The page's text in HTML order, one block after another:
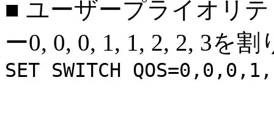
■ ユーザープライオリ
ー0, 0, 0, 1, 1, 2, 2, 3を
SET SWITCH